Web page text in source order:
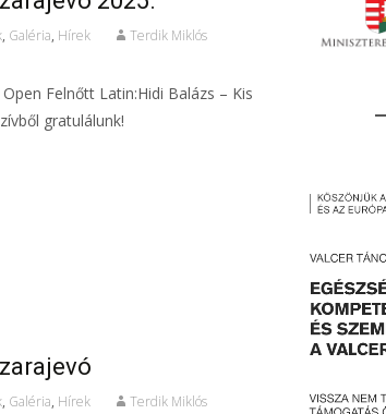
, Galéria, Hírek Terdik Miklós
Felnőtt Latin:Hidi Balázs – Kis
gratulálunk!
, Galéria, Hírek Terdik Miklós